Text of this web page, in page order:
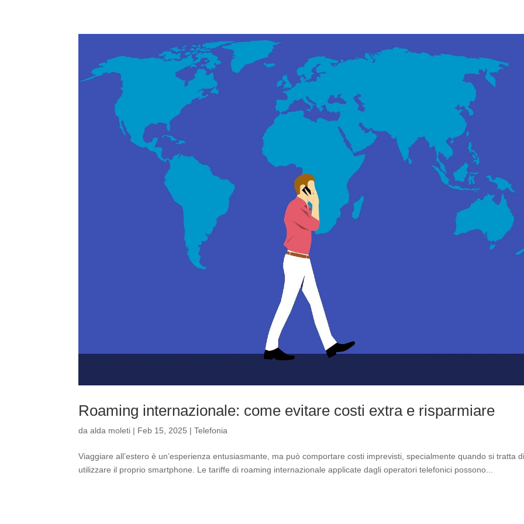
Roaming internazionale: come evitare costi extra e risparmiare
daalda moleti | Feb 15, 2025 |Telefonia
Viaggiare all’estero è un’esperienza entusiasmante, ma può comportare costi imprevisti, specialmente quando si tratta
utilizzare il proprio smartphone. Le tariffe di roaming internazionale applicate dagli operatori telefonici possono...